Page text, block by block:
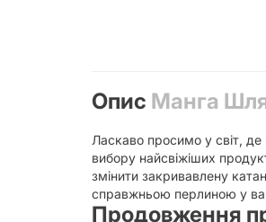
Опис Манга
Ласкаво просимо у світ, де
вибору найсвіжіших
змінити закривавлену
справжньою перлиною у
Продовження